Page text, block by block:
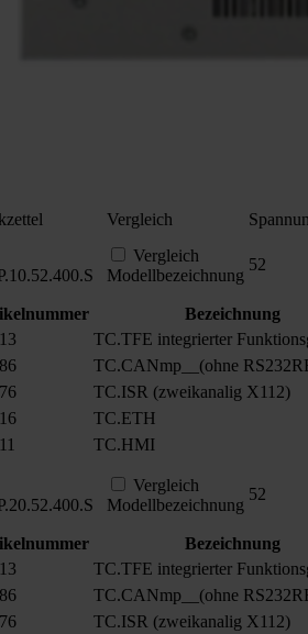
Vergleich
Vergleich
Modellbezeichnung
52
Bezeichnung
TC.TFE integrierter
TC.CANmp__(ohne
TC.ISR (zweikanalig X112)
TC.ETH
TC.HMI
Vergleich
Modellbezeichnung
52
Bezeichnung
TC.TFE integrierter
TC.CANmp__(ohne
TC.ISR (zweikanalig X112)